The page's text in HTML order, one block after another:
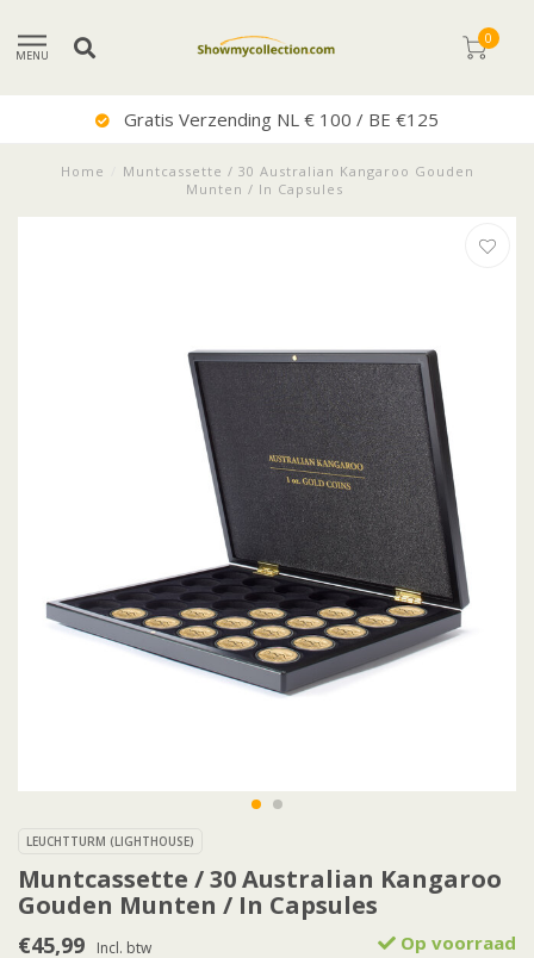
MENU
0
Gratis Verzending NL € 100 / BE €125
Home
Muntcassette / 30 Australian Kangaroo Gouden
Munten / In Capsules
LEUCHTTURM (LIGHTHOUSE)
Muntcassette / 30 Australian Kangaroo
Gouden Munten / In Capsules
€45,99 Incl. btw Op voorraad